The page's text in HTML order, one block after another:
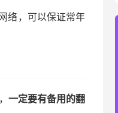
络，可以保证常年
一定要有备用的翻